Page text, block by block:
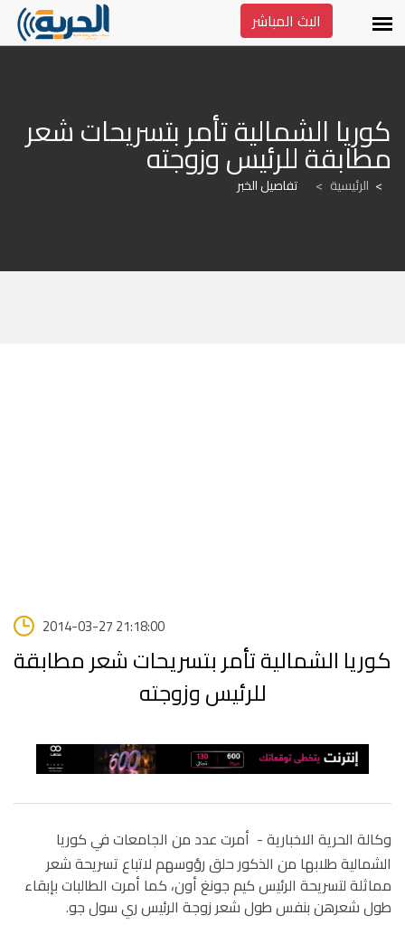
البث المباشر
كوريا الشمالية تأمر بتسريحات شعر
مطابقة للرئيس وزوجته
الرئيسية > تفاصيل الخبر
2014-03-27 21:18:00
كوريا الشمالية تأمر بتسريحات شعر مطابقة
للرئيس وزوجته
وكالة الحرية الاخبارية - أمرت عدد من الجامعات في كوريا
الشمالية طلابها من الذكور حلق رؤوسهم لاتباع تسريحة شعر
مماثلة لتسريحة الرئيس كيم جونغ أون، كما أمرت الطالبات بإبقاء
طول شعرهن بنفس طول شعر زوجة الرئيس ري سول جو.